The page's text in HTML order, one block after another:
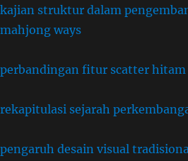
kajian struktur dalam
mahjong ways
perbandingan fitur scatter hitam
rekapitulasi sejarah
pengaruh desain visual